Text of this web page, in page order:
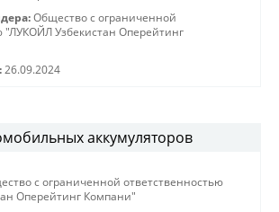
Общество с ограниченной
"ЛУКОЙЛ Узбекистан Оперейтинг
26.09.2024
аккумуляторов
с ограниченной ответственностью
Оперейтинг Компани"